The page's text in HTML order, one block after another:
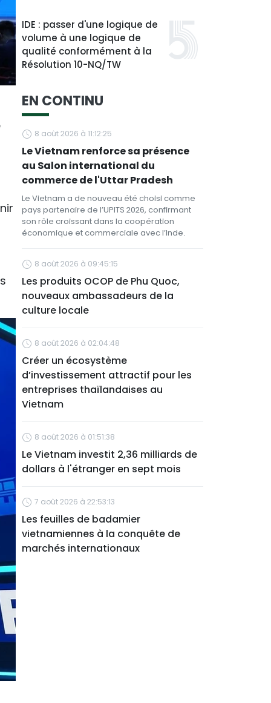
IDE : passer d'une logique de
volume à une logique de
qualité conformément à la
Résolution 10-NQ/TW
EN CONTINU
8 août 2026 à 11:12:25
Le Vietnam renforce sa présence
au Salon international du
commerce de l'Uttar Pradesh
Le Vietnam a de nouveau été choisi comme
pays partenaire de l’UPITS 2026, confirmant
son rôle croissant dans la coopération
économique et commerciale avec l’Inde.
8 août 2026 à 09:45:15
Les produits OCOP de Phu Quoc,
nouveaux ambassadeurs de la
culture locale
8 août 2026 à 02:04:48
Créer un écosystème
d’investissement attractif pour les
entreprises thaïlandaises au
Vietnam
8 août 2026 à 01:51:38
Le Vietnam investit 2,36 milliards de
dollars à l'étranger en sept mois
7 août 2026 à 22:53:13
Les feuilles de badamier
vietnamiennes à la conquête de
marchés internationaux